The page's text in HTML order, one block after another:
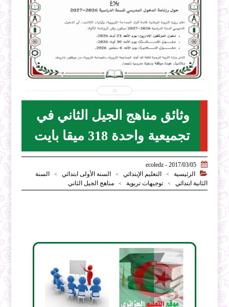
2026-07-31
ecoledz.net
وثائق مناهج الجيل الثاني في
تجميعية واحدة 318 ميقا بايت

2017/03/05 - ecoledz

الرئيسية > التعليم الإبتدائي > السنة الأولى ابتدائي >
السنة
الثانية ابتدائي
> توجيهات تربوية > مناهج الجيل الثاني